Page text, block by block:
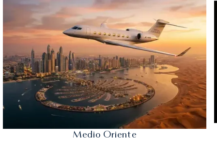
Medio Oriente